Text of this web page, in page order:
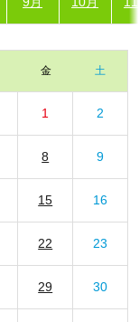
金 土
1 2
8 9
15 16
22 23
29 30